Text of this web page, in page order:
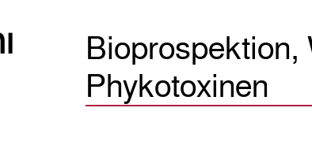
Bioprospektion,
Phykotoxinen